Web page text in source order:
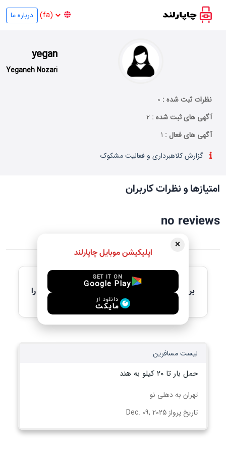
درباره ما
yegan
Yeganeh Nozari
نظرات ثبت شده : 0
آگهی های ثبت شده : 2
آگهی های فعال : 1
گزارش کلاهبرداری و فعالیت مشکوک
امتیازها و نظرات کاربران
no reviews
آخرین آگهی های فعال
برای مشاهده جزئیات کامل، لطفاً آگهی مورد نظر را
انتخاب کنید
لیست مسافرین
حمل بار تا ۲۰ کیلو به هند
تهران به دهلی نو
تاریخ پرواز Dec. 09, 2025
×
اپلیکیشن موبایل چاپارلند
GET IT ON
Google Play
دانلود از
مایکت